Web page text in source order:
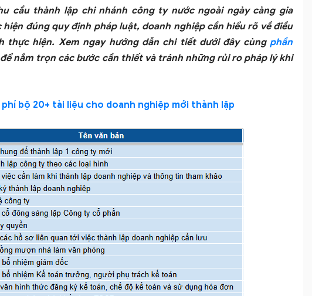
cầu thành lập chi nhánh công ty nước ngoài ngày càng gia
hiện đúng quy định pháp luật, doanh nghiệp cần hiểu rõ về điều
thực hiện. Xem ngay hướng dẫn chi tiết dưới đây cùng phần
nắm trọn các bước cần thiết và tránh những rủi ro pháp lý khi
phí bộ 20+ tài liệu cho doanh nghiệp mới thành lập